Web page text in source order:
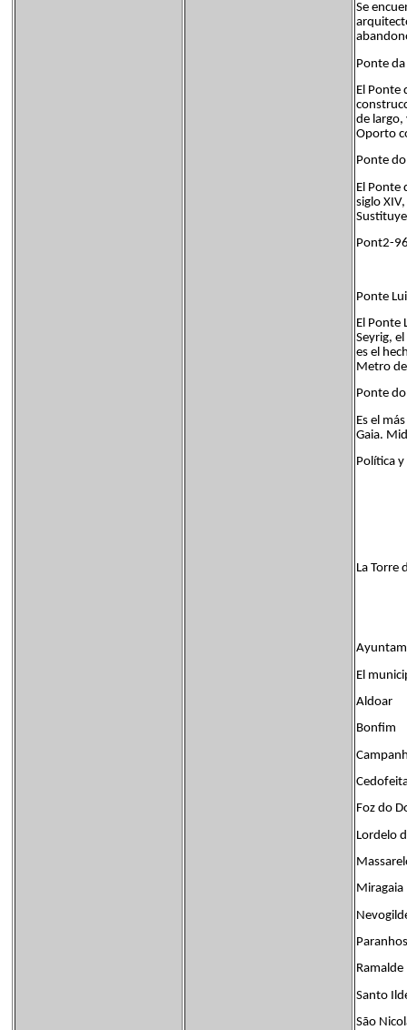
Se
Ponte
El Ponte
de largo,
Oporto
Ponte
El Ponte
siglo
Pont2-
Ponte
El Ponte
Seyrig,
es el
Metro
Ponte
Es el
Gaia.
Política
La Torre
El
Aldoar
Bonfim
Foz do
Lordelo
Miragaia
Paranhos
Ramalde
Santo
São